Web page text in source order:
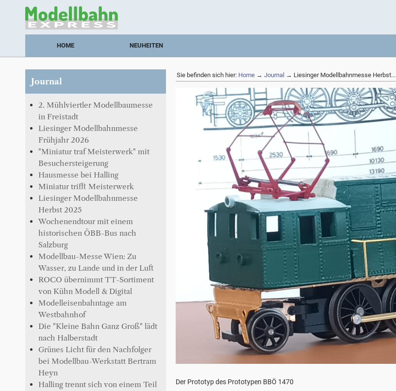
HOME NEUHEITEN
Journal
2. Mühlviertler Modellbaumesse
in Freistadt
Liesinger Modellbahnmesse
Frühjahr 2026
"Miniatur traf Meisterwerk" mit
Besuchersteigerung
Hausmesse bei Halling
Miniatur trifft Meisterwerk
Liesinger Modellbahnmesse
Herbst 2025
Wochenendtour mit einem
historischen ÖBB-Bus nach
Salzburg
Modellbau-Messe Wien: Zu
Wasser, zu Lande und in der Luft
ROCO übernimmt TT-Sortiment
von Kühn Modell & Digital
Modelleisenbahntage am
Westbahnhof
Die "Kleine Bahn Ganz Groß" lädt
nach Halberstadt
Grünes Licht für den Nachfolger
bei Modellbau-Werkstatt Bertram
Heyn
Halling trennt sich von einem Teil
Sie befinden sich hier: Home → Journal → Liesinger Modellbahnmesse Herbst...
Der Prototyp des Prototypen BBÖ 1470